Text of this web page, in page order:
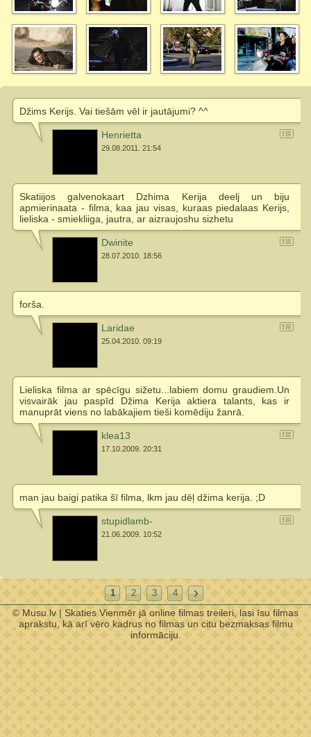
Džims Kerijs. Vai tiešām vēl ir jautājumi? ^^
Henrietta
29.08.2011. 21:54
Skatiijos galvenokaart Dzhima Kerija deelj un biju
apmierinaata - filma, kaa jau visas, kuraas piedalaas Kerijs,
lieliska - smiekliiga, jautra, ar aizraujoshu sizhetu
Dwinite
28.07.2010. 18:56
forša.
Laridae
25.04.2010. 09:19
Lieliska filma ar spēcīgu sižetu...labiem domu graudiem.Un
visvairāk jau paspīd Džima Kerija aktiera talants, kas ir
manuprāt viens no labākajiem tieši komēdiju žanrā.
klea13
17.10.2009. 20:31
man jau baigi patika šī filma, lkm jau dēļ džima kerija. ;D
stupidlamb-
21.06.2009. 10:52
1 2 3 4
© Musu.lv | Skaties Vienmēr jā online filmas treileri, lasi īsu filmas
aprakstu, kā arī vēro kadrus no filmas un citu bezmaksas filmu
informāciju.